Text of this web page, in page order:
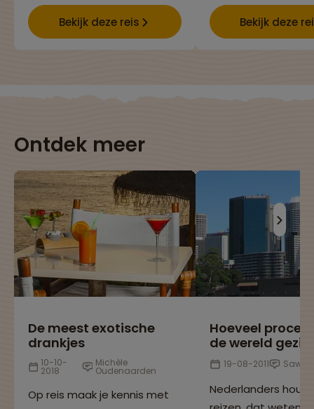
Bekijk deze reis Bekijk deze
Ontdek meer
De meest exotische
drankjes
10-10-
2018
Michèle
Oudenaarden
Op reis maak je kennis met
Hoeveel
de wereld
19-08-2011
Nederlanders